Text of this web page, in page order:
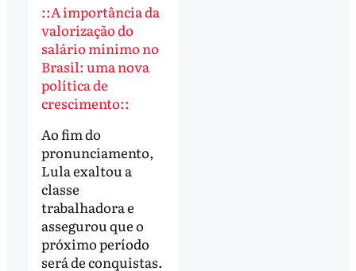
::A importância da
valorização do
salário mínimo no
Brasil: uma nova
política de
crescimento::
Ao fim do
pronunciamento,
Lula exaltou a
classe
trabalhadora e
assegurou que o
próximo período
será de conquistas.